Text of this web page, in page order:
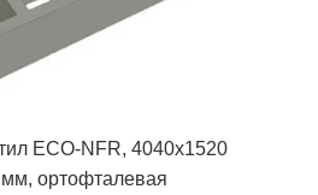
ECO-NFR, 4040х1520
ортофталевая